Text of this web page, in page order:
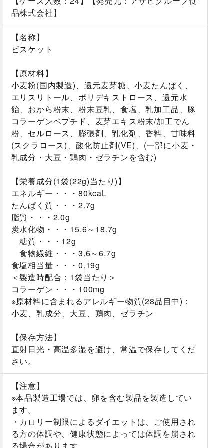
品株式会社】
【名称】
ビスケット
【原材料】
小麦粉(国内製造)、還元麦芽糖、小麦たんぱく、
エリスリトール、ポリデキストロース、還元水
飴、おから粉末、粉末豆乳、食塩、乳加工品、豚
コラーゲンペプチド、麦芽エキス粉末/加工でん
粉、セルロース、膨張剤、乳化剤、香料、甘味料
(スクラロース)、酸化防止剤(VE)、(一部に小麦・
乳成分・大豆・鶏肉・ゼラチンを含む)
【栄養成分(1袋(22g)当たり)】
エネルギー・・・80kcaL
たんぱく質・・・2.7g
脂質・・・2.0g
炭水化物・・・15.6～18.7g
糖質・・・12g
食物繊維・・・3.6～6.7g
食塩相当量・・・0.19g
＜製造時配合：1袋当たり＞
コラーゲン・・・100mg
※原材料に含まれるアレルギー物質(28品目中)：
小麦、乳成分、大豆、鶏肉、ゼラチン
【保存方法】
直射日光・高温多湿を避け、常温で保存してくだ
さい。
【注意】
※本品製造工場では、卵を含む製品を製造してい
ます。
・カロリー制限によるダイエットは、ご使用され
る方の体調や、健康状態によっては体調を崩され